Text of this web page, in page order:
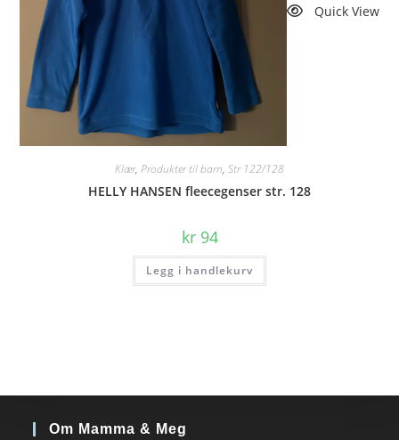
Quick View
Klær, Produkter til barn, Str 122/128
HELLY HANSEN fleecegenser str. 128
kr94
Legg i handlekurv
Om Mamma & Meg